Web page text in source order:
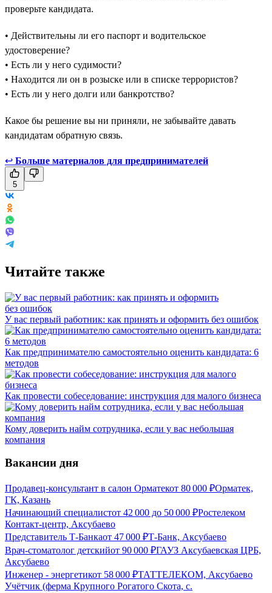
проверьте кандидата.
• Действительны ли его паспорт и водительское
удостоверение?
• Есть ли у него судимости?
• Находится ли он в розыске или в списке террористов?
• Есть ли у него долги или банкротство?
Какое бы решение вы ни приняли, не забывайте давать
кандидатам обратную связь.
↩ Больше материалов для предпринимателей
5
Читайте также
У вас первый работник: как принять и оформить без ошибок
Как предпринимателю самостоятельно оценить кандидата: 6
методов
Как провести собеседование: инструкция для малого бизнеса
Кому доверить найм сотрудника, если у вас небольшая
компания
Вакансии дня
Продавец-консультант в салон Орматекот 80 000 ₽Орматек,
ГК, Казань
Начинающий специалистот 42 000 до 50 000 ₽Ростелеком
Контакт-центр, Аксубаево
Представитель Т-Банкаот 47 000 ₽Т-Банк, Аксубаево
Врач-стоматолог детскийот 90 000 ₽ГАУЗ Аксубаевская ЦРБ,
Аксубаево
Инженер - энергетикот 58 000 ₽ТАТТЕЛЕКОМ, Аксубаево
Учётчик (ферма Крупного Рогатого Скота, с.